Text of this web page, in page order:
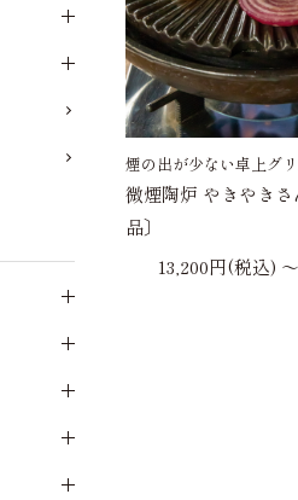
煙の出が少ない卓上グ
微煙陶炉 やきやき
品〕
13,200円(税込)